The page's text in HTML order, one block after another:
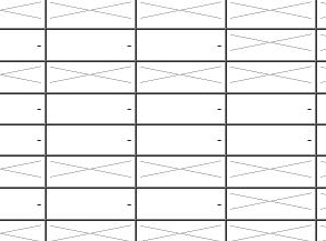
- -
-
- - -
-
- - -
-
- -
-